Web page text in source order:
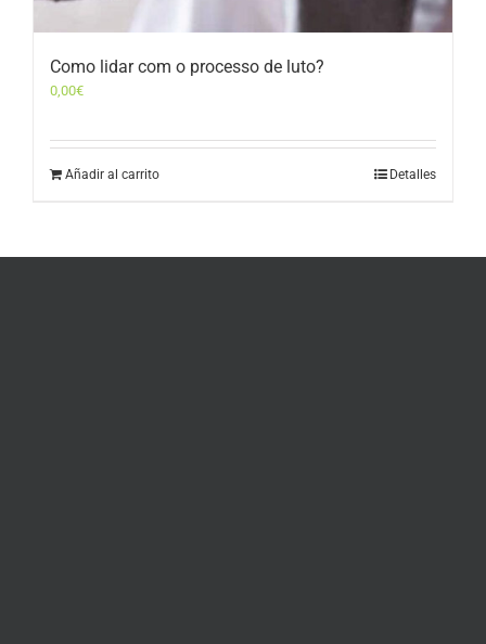
Como lidar com o processo de luto?
0,00€
Añadir al carrito Detalles